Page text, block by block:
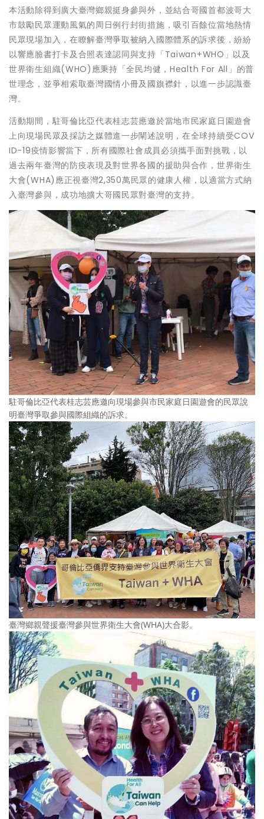
本活動除得到廣大臺灣鄉親挺身參與外，並結合哥國首都波哥大
市鼓勵民眾運動風氣的周日例行封街措施，吸引百餘位當地熱情
民眾現場加入，在瞭解臺灣爭取被納入國際體系的訴求後，紛紛
以響應臉書打卡及合照表達認同與支持「Taiwan+WHO」以及
世界衛生組織(WHO)應秉持「全民均健，Health For All」的普
世理念，並爭相索取臺灣國情小冊及國旗襟針，以進一步認識臺
灣。
活動期間，駐哥倫比亞代表桂志芸應邀於當地市民家庭日園遊會
上向現場民眾及採訪之媒體進一步闡述說明，在全球持續受COV
ID-19疫情影響當下，所有國際社會成員必須攜手面對挑戰，以
過去兩年臺灣的防疫表現及對世界各國的援助與合作，世界衛生
大會(WHA)應正視臺灣2,350萬民眾的健康人權，以適當方式納
入臺灣參與，成功地擴大哥國民眾對臺灣的支持。
駐哥倫比亞代表桂志芸應邀向現場參與市民家庭日園遊會的民眾說
明臺灣爭取參與國際組織的訴求。
臺灣鄉親聲援臺灣參與世界衛生大會(WHA)大合影。